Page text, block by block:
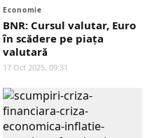
Economie
BNR: Cursul valutar, Euro
în scădere pe piața
valutară
17 Oct 2025, 09:31